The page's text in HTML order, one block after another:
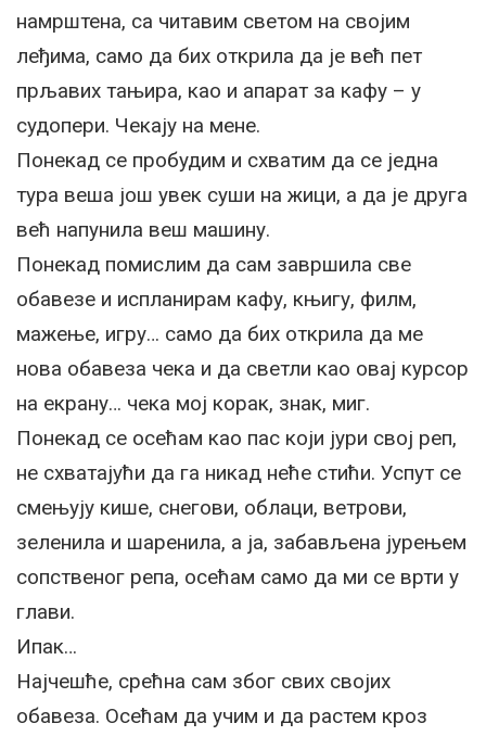
намрштена, са читавим светом на својим
леђима, само да бих открила да је већ пет
прљавих тањира, као и апарат за кафу – у
судопери. Чекају на мене.
Понекад се пробудим и схватим да се једна
тура веша још увек суши на жици, а да је друга
већ напунила веш машину.
Понекад помислим да сам завршила све
обавезе и испланирам кафу, књигу, филм,
мажење, игру… само да бих открила да ме
нова обавеза чека и да светли као овај курсор
на екрану… чека мој корак, знак, миг.
Понекад се осећам као пас који јури свој реп,
не схватајући да га никад неће стићи. Успут се
смењују кише, снегови, облаци, ветрови,
зеленила и шаренила, а ја, забављена јурењем
сопственог репа, осећам само да ми се врти у
глави.
Ипак…
Најчешће, срећна сам због свих својих
обавеза. Осећам да учим и да растем кроз